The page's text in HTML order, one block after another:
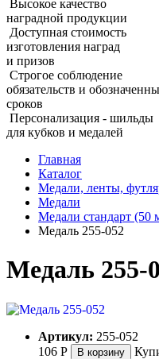
Высокое качество
наградной продукции
Доступная стоимость
изготовления наград
и призов
Строгое соблюдение
обязательств и
сроков
Персонализация - шильды
для кубков и медалей
Главная
Каталог
Медали, ленты,
Медали
Медали стандарт (50
Медаль 255‑052
Медаль
Артикул: 255-052
106 Р В корзину